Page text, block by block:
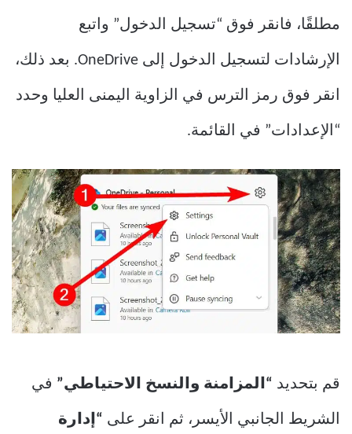
مطلقًا، فانقر فوق “تسجيل الدخول” واتبع
الإرشادات لتسجيل الدخول إلى OneDrive. بعد ذلك،
انقر فوق رمز الترس في الزاوية اليمنى العليا وحدد
“الإعدادات” في القائمة.
قم بتحديد “المزامنة والنسخ الاحتياطي” في
الشريط الجانبي الأيسر، ثم انقر على “إدارة